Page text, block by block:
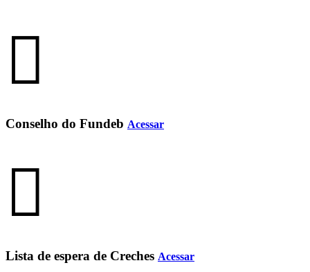
Conselho do Fundeb Acessar
Lista de espera de Creches Acessar